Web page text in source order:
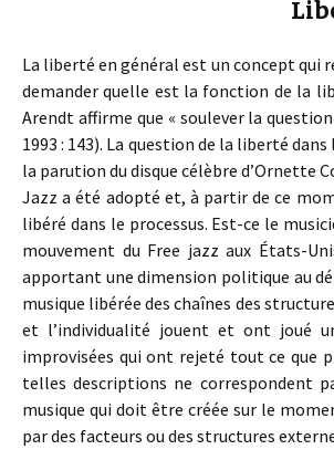
La liberté en général est un concept qui
demander quelle est la fonction de la
Arendt affirme que « soulever la
1993 : 143). La question de la liberté
la parution du disque célèbre d’Ornette
Jazz a été adopté et, à partir de ce
libéré dans le processus. Est-ce le
mouvement du Free jazz aux États-
apportant une dimension politique au
musique libérée des chaînes des
et l’individualité jouent et ont joué
improvisées qui ont rejeté tout ce que
telles descriptions ne correspondent
musique qui doit être créée sur le
par des facteurs ou des structures